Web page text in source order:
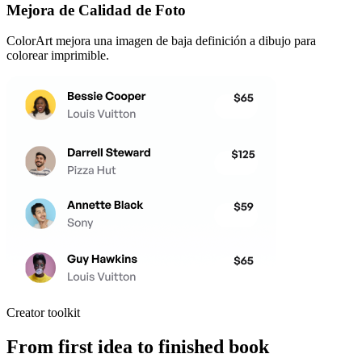
Mejora de Calidad de Foto
ColorArt mejora una imagen de baja definición a dibujo para
colorear imprimible.
Creator toolkit
From first idea to finished book